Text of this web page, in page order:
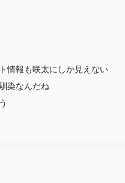
の現実を理解しない。なら
かなり意地悪だね。紗良は
かもしれない。この揺さぶり
な？
情報も咲太にしか見えない
染なんだね